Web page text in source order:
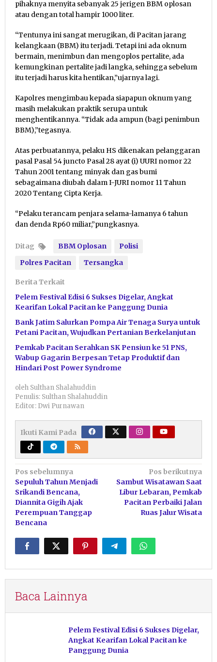
pihaknya menyita sebanyak 25 jerigen BBM oplosan
atau dengan total hampir 1000 liter.
“Tentunya ini sangat merugikan, di Pacitan jarang
kelangkaan (BBM) itu terjadi. Tetapi ini ada oknum
bermain, menimbun dan mengoplos pertalite, ada
kemungkinan pertalite jadi langka, sehingga sebelum
itu terjadi harus kita hentikan,”ujarnya lagi.
Kapolres mengimbau kepada siapapun oknum yang
masih melakukan praktik serupa untuk
menghentikannya. “Tidak ada ampun (bagi penimbun
BBM),”tegasnya.
Atas perbuatannya, pelaku HS dikenakan pelanggaran
pasal Pasal 54 juncto Pasal 28 ayat (i) UURI nomor 22
Tahun 2001 tentang minyak dan gas bumi
sebagaimana diubah dalam I-JURI nomor 11 Tahun
2020 Tentang Cipta Kerja.
“Pelaku terancam penjara selama-lamanya 6 tahun
dan denda Rp60 miliar,”pungkasnya.
Ditag BBM Oplosan
Polisi
Polres Pacitan
Tersangka
Berita Terkait
Pelem Festival Edisi 6 Sukses Digelar, Angkat
Kearifan Lokal Pacitan ke Panggung Dunia
Bank Jatim Salurkan Pompa Air Tenaga Surya untuk
Petani Pacitan, Wujudkan Pertanian Berkelanjutan
Pemkab Pacitan Serahkan SK Pensiun ke 51 PNS,
Wabup Gagarin Berpesan Tetap Produktif dan
Hindari Post Power Syndrome
oleh Sulthan Shalahuddin
Penulis: Sulthan Shalahuddin
Editor: Dwi Purnawan
Ikuti Kami Pada
Navigasi
pos
Pos sebelumnya
Sepuluh Tahun Menjadi
Srikandi Bencana,
Diannita Gigih Ajak
Perempuan Tanggap
Bencana
Pos berikutnya
Sambut Wisatawan Saat
Libur Lebaran, Pemkab
Pacitan Perbaiki Jalan
Ruas Jalur Wisata
Baca Lainnya
Pelem Festival Edisi 6 Sukses Digelar,
Angkat Kearifan Lokal Pacitan ke
Panggung Dunia